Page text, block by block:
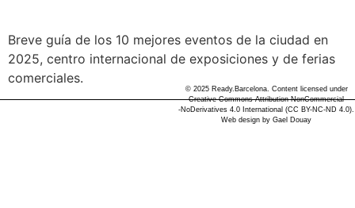
Breve guía de los 10 mejores eventos de la ciudad en
2025, centro internacional de exposiciones y de ferias
comerciales.
© 2025 Ready.Barcelona. Content licensed under
Creative Commons Attribution-NonCommercial
-NoDerivatives 4.0 International (CC BY-NC-ND 4.0).
Web design by Gael Douay